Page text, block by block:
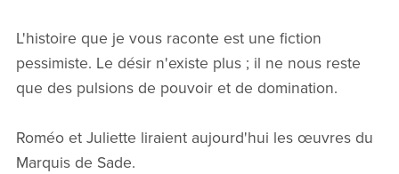
L'histoire que je vous raconte est une fiction
pessimiste. Le désir n'existe plus ; il ne nous reste
que des pulsions de pouvoir et de domination.
Roméo et Juliette liraient aujourd'hui les œuvres du
Marquis de Sade.